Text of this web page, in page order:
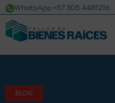
WhatsApp +57 305 4481216
BLOG